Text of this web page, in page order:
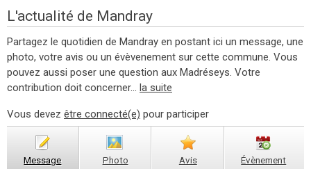
L'actualité de Mandray
Partagez le quotidien de Mandray en postant ici un message, une
photo, votre avis ou un évèvenement sur cette commune. Vous
pouvez aussi poser une question aux Madréseys. Votre
contribution doit concerner... la suite
Vous devez être connecté(e) pour participer
Message Photo Avis Évènement